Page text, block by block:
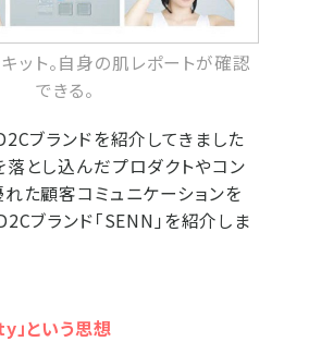
ット。自身の肌レポートが確認
できる。
ブランドを紹介してきました
落とし込んだプロダクトやコン
た顧客コミュニケーションを
ブランド「SENN」を紹介しま
という思想